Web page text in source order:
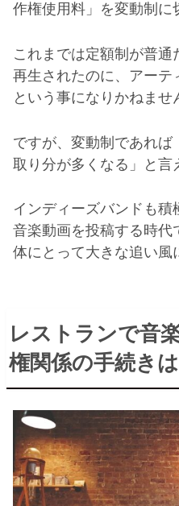
作権使用料」を変動制に
これまでは定額制が普通
再生されたのに、アーテ
という事になりかねませ
ですが、変動制であれ
取り分が多くなる」と言
インディーズバンドも
音楽動画を投稿する時代
体にとって大きな追い風
レストランで音
権関係の手続きは